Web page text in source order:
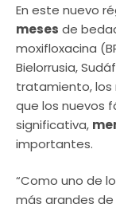
En este nuevo
meses de
moxifloxacina
Bielorrusia,
tratamiento, los
que los nuevos
significativa,
importantes.
“Como uno de
más grandes